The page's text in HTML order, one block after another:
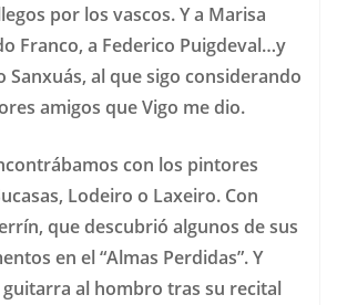
por los vascos. Y a Marisa
Franco, a Federico Puigdeval…y
Sanxuás, al que sigo considerando
amigos que Vigo me dio.
con los pintores
Lodeiro o Laxeiro. Con
que descubrió algunos de sus
en el “Almas Perdidas”. Y
guitarra al hombro tras su recital